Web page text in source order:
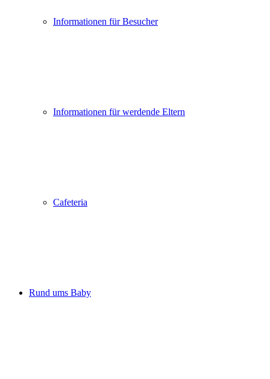
Informationen für Besucher
Informationen für werdende Eltern
Cafeteria
Rund ums Baby